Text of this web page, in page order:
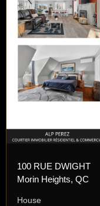
100 RUE DWIGHT
Morin Heights, QC
House